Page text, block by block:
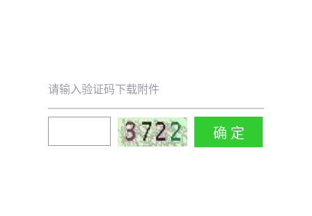
请输入验证码下载附件